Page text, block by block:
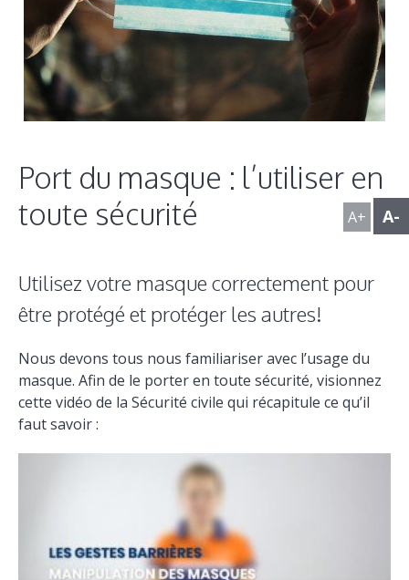
A+ A-
Port du masque : l’utiliser en
toute sécurité
Utilisez votre masque correctement pour
être protégé et protéger les autres!
Nous devons tous nous familiariser avec l’usage du
masque. Afin de le porter en toute sécurité, visionnez
cette vidéo de la Sécurité civile qui récapitule ce qu’il
faut savoir :